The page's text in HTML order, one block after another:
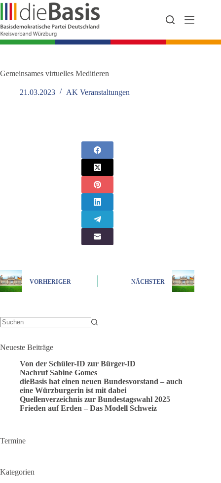
Zum
springen
Gemeinsames virtuelles Meditieren
21.03.2023 AK Veranstaltungen
VORHERIGER NÄCHSTER
Neueste Beiträge
Von der Schüler-ID zur Bürger-ID
Nachruf Sabine Gomes
dieBasis hat einen neuen Bundesvorstand – auch
eine Würzburgerin ist mit dabei
Quellenverzeichnis zur Bundestagswahl 2025
Frieden auf Erden – Das Modell Schweiz
Termine
Kategorien